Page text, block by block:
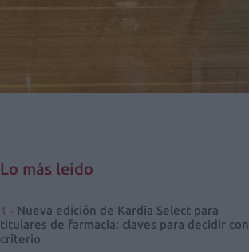
Lo más leído
Nueva edición de Kardia Select para
titulares de farmacia: claves para decidir con
criterio